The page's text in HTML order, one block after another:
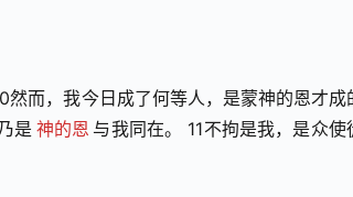
而，我今日成了何等人，是蒙神的恩才成
是 神的恩 与我同在。 11不拘是我，是众使